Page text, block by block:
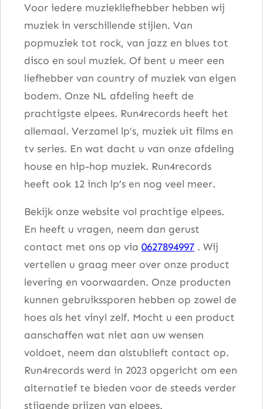
Voor iedere muziekliefhebber hebben wij
muziek in verschillende stijlen. Van
popmuziek tot rock, van jazz en blues tot
disco en soul muziek. Of bent u meer een
liefhebber van country of muziek van eigen
bodem. Onze NL afdeling heeft de
prachtigste elpees. Run4records heeft het
allemaal. Verzamel lp’s, muziek uit films en
tv series. En wat dacht u van onze afdeling
house en hip-hop muziek. Run4records
heeft ook 12 inch lp’s en nog veel meer.
Bekijk onze website vol prachtige elpees.
En heeft u vragen, neem dan gerust
contact met ons op via 0627894997 . Wij
vertellen u graag meer over onze product
levering en voorwaarden. Onze producten
kunnen gebruikssporen hebben op zowel de
hoes als het vinyl zelf. Mocht u een product
aanschaffen wat niet aan uw wensen
voldoet, neem dan alstublieft contact op.
Run4records werd in 2023 opgericht om een
alternatief te bieden voor de steeds verder
stijgende prijzen van elpees.